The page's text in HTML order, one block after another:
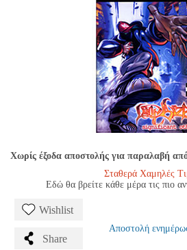
Χωρίς έξοδα αποστολής για παραλαβή
Σταθερά Χαμηλές
Εδώ θα βρείτε κάθε μέρα τις πιο
Wishlist
Share
Αποστολή